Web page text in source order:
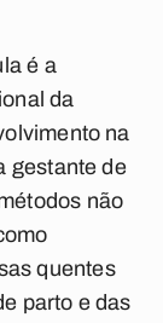
é a
da
na
gestante de
não
quentes
parto e das